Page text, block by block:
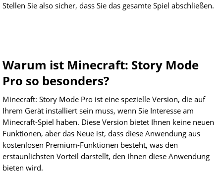
Stellen Sie also sicher, dass Sie das gesamte Spiel abschließen.
Warum ist Minecraft: Story Mode
Pro so besonders?
Minecraft: Story Mode Pro ist eine spezielle Version, die auf
Ihrem Gerät installiert sein muss, wenn Sie Interesse am
Minecraft-Spiel haben. Diese Version bietet Ihnen keine neuen
Funktionen, aber das Neue ist, dass diese Anwendung aus
kostenlosen Premium-Funktionen besteht, was den
erstaunlichsten Vorteil darstellt, den Ihnen diese Anwendung
bieten wird.